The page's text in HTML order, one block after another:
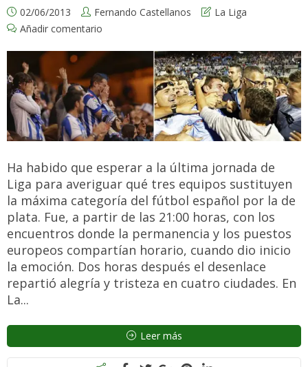
02/06/2013 Fernando Castellanos
La Liga
Añadir comentario
Ha habido que esperar a la última jornada de
Liga para averiguar qué tres equipos sustituyen
la máxima categoría del fútbol español por la de
plata. Fue, a partir de las 21:00 horas, con los
encuentros donde la permanencia y los puestos
europeos compartían horario, cuando dio inicio
la emoción. Dos horas después el desenlace
repartió alegría y tristeza en cuatro ciudades. En
La...
Leer más